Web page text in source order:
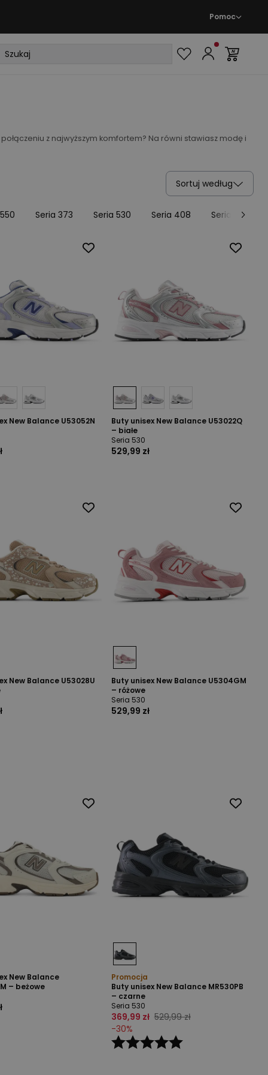
Pomoc
z najwyższym komfortem? Na równi stawiasz modę i
Sortuj według
Seria 373 Seria 530 Seria 408 Seria 480
New Balance U53052N
Buty unisex New Balance U53022Q
– białe
Seria 530
529,99 zł
New Balance U53028U
Buty unisex New Balance U5304GM
– różowe
Seria 530
529,99 zł
New Balance
– beżowe
Promocja
Buty unisex New Balance MR530PB
– czarne
Seria 530
369,99 zł 529,99 zł
-30%